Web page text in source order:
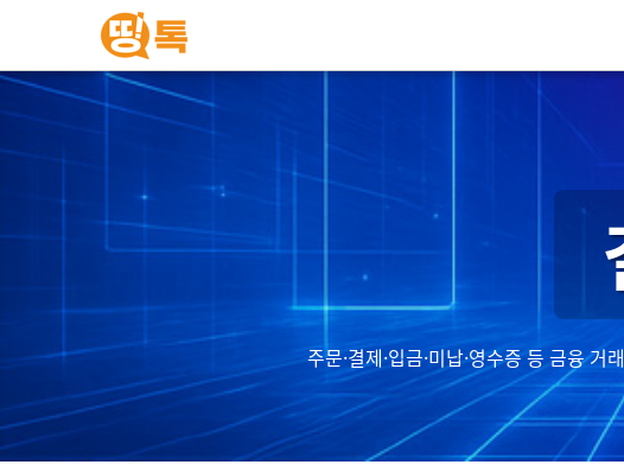
주문·결제·입금·미납·영수증 등 금융